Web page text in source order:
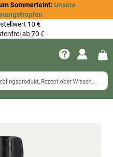
Sommerteint: Unsere
10 €
ab 70 €